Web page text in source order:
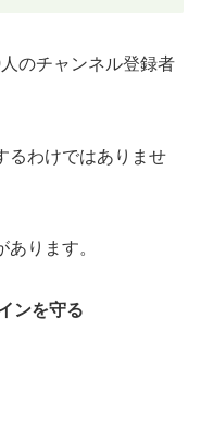
のチャンネル登録者
るわけではありませ
ります。
ンを守る